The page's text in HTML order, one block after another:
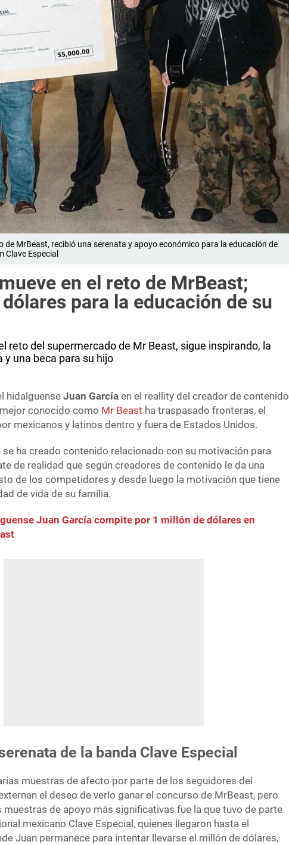
MrBeast, recibió una serenata y apoyo económico para la educación de
Especial
en el reto de MrBeast;
para la educación de su
reto del supermercado de Mr Beast, sigue inspirando, la
y una beca para su hijo
hidalguenseJuan García en el reallity del creador de contenido
conocido como Mr Beast ha traspasado fronteras, el
mexicanos y latinos dentro y fuera de Estados Unidos.
se ha creado contenido relacionado con su motivación para
de realidad que según creadores de contenido le da una
de los competidores y desde luego la motivación que tiene
de vida de su familia.
Juan García compite por 1 millón de dólares en
de la banda Clave Especial
muestras de afecto por parte de los seguidores del
el deseo de verlo ganar el concurso de MrBeast, pero
muestras de apoyo más significativas fue la que tuvo de parte
mexicano Clave Especial, quienes llegaron hasta el
Juan permanece para intentar llevarse el millón de dólares,